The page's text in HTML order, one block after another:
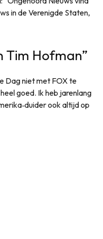
in de Verenigde Staten,
Tim Hofman”
Dag niet met FOX te
goed. Ik heb jarenlang
ook altijd op